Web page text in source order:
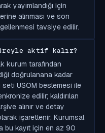
yayımlandığı için
alınması ve son
tavsiye edilir.
aktif kalır?
kurum tarafından
doğrulanana kadar
seti USOM beslemesi ile
edilir; kaldırılan
alınır ve detay
işaretlenir. Kurumsal
bu kayıt için en az 90